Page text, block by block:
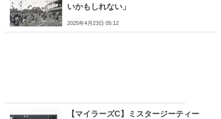
いかもしれない」
2025年4月23日 05:12
【マイラーズC】ミスタージーティー